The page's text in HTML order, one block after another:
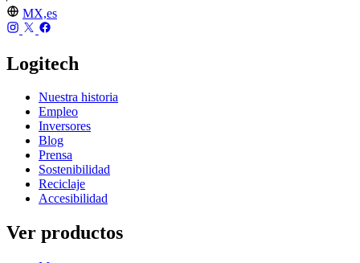
MX,es
Logitech
Nuestra historia
Empleo
Inversores
Blog
Prensa
Sostenibilidad
Reciclaje
Accesibilidad
Ver productos